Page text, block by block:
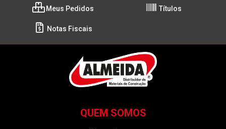
Meus Pedidos Títulos
Notas Fiscais
QUEM SOMOS